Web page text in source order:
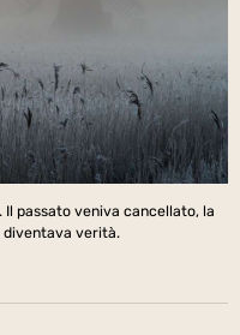
Il passato veniva cancellato, la
diventava verità.